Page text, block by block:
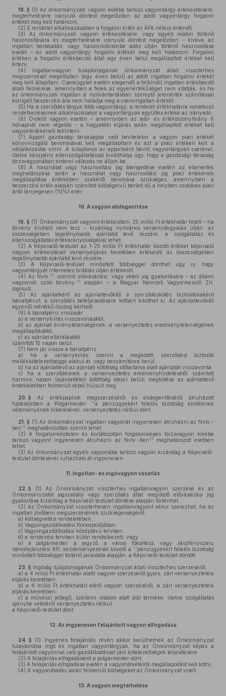
18. § (1) Az önkormányzati vagyon körébe tartozó vagyontárgy értékesítésére,
megterhelésére irányuló döntést megelőzően az adott vagyontárgy forgalmi
értékét meg kell határozni.
(2) E rendelet alkalmazásában a forgalmi érték az ÁFA nélkül értendő.
(3) Az önkormányzati vagyon értékesítésére, vagy egyéb módon történő
hasznosítására és megterhelésére irányuló döntést megelőzően – kivéve az
ingatlan bérbeadás, vagy haszonkölcsönbe adás útján történő hasznosítása
esetét – az adott vagyontárgy forgalmi értékét meg kell határozni. Forgalmi
értéken a forgalmi értékbecslő által egy éven belül megállapított értéket kell
érteni.
(4) Ingatlanvagyon tulajdonjogának önkormányzat általi visszterhes
megszerzését megelőzően (egy éven belül) az adott ingatlan forgalmi értékét
meg kell állapítani. Csereügylet esetén elegendő a felkínált ingatlan értékbecslő
általi felmérése, amennyiben a felek az egyenértékűséget nem vitatják, és ha
az önkormányzati ingatlan a nyilvántartásban szereplő jelenérték számítással
korrigált beszerzési ára nem haladja meg a csereingatlan értékét.
(5) Ha a szerződés tárgya több vagyontárgy, a rendelet értékhatárra vonatkozó
rendelkezéseinek alkalmazásakor a vagyontárgyak együttes értéke az irányadó.
(6) Örökölt vagyon esetén – amennyiben az adó- és értékbizonyítvány 6
hónapnál nem régebbi – a hagyatéki eljárás során megállapított értéket kell
vagyonértékének tekinteni.
(7) Apport gazdasági társaságba való bevitelekor a vagyon piaci értékét
könyvvizsgáló bevonásával kell megállapítani és azt a piaci értéken kell a
vállalkozásba vinni. A tulajdonos az apportként bevitt vagyontárgyait cserével,
illetve készpénz ellenszolgáltatással kiválthatja úgy, hogy a gazdasági társaság
törzsvagyonában érdemi változás ne álljon be.
(8) A használat vagy hasznosítási jog átengedése esetén az ellenérték
meghatározása során a használat vagy hasznosítási jog piaci értékének
megállapítása érdekében szakértő bevonása szükséges, amennyiben a
beszerzési érték alapján számított költségelvű bérleti díj a helyben szokásos piaci
ártól lényegesen (10%) eltér.
10. A vagyon elidegenítése
19. § (1) Önkormányzati vagyont értékesíteni 25 millió Ft értékhatár felett – ha
törvény kivételt nem tesz – kizárólag nyilvános versenytárgyalás útján, az
összességében legelőnyösebb ajánlatot tevő részére, a szolgáltatás és
ellenszolgáltatás értékarányosságával lehet.
(2) A Képviselő-testület az 1-25 millió Ft értékhatár közötti értéket képviselő
vagyon értékesítését versenyeljárás keretében értékesíti az összességében
legelőnyösebb ajánlatot tevő részére.
(3) A Képviselő-testület minősített többséggel dönthet úgy is, hogy
vagyontárgyát internetes licitálás útján értékesíti.
(4) Az Nvtv. 12
szerinti elővásárlási, vagy vételi jog gyakorlására – az állami
vagyonról szóló törvény 13
alapján – a Magyar Nemzeti Vagyonkezelő Zrt.
jogosult.
(5) Az ajánlatkérő az ajánlattevőktől a szerződéskötés biztosítékaként
bánatpénzt, a szerződés beteljesedésére kötbért kiköthet ki. Az ajánlattevőktől
egyenlő mértékű összeg kérhető.
(6) A bánatpénz visszajár:
a) a versenykiírás visszavonásától,
b) az ajánlat érvénytelenségének, a versenyeztetés eredménytelenségének
megállapításától,
c) az ajánlat elbírálásától
számított 15 napon belül.
(7) Nem jár vissza a bánatpénz:
a) ha a versenykiírás szerint a megkötött szerződést biztosító
mellékkötelezettséggé alakul át, vagy beszámításra kerül,
b) ha az ajánlattevő az ajánlati kötöttség időtartama alatt ajánlatát visszavonta,
c) ha a szerződésnek a versenyeztetés eredményhirdetésétől számított
harminc napon (ajánlattételi kötöttség ideje) belüli megkötése az ajánlattevő
érdekkörében felmerült okból hiúsult meg.
20. § Az értékpapírok megszerzéséről és elidegenítéséről átruházott
hatáskörben a Polgármester
14a pénzügyekért felelős bizottság elnökének
véleményének kikérésével, versenyeztetés nélkül dönt.
21. § (1) Az önkormányzat ingatlan vagyonát ingyenesen átruházni az Nvtv.-
ben 15 meghatározottak szerint lehet.
(2) A forgalomképtelen és korlátozottan forgalomképes törzsvagyon körébe
tartozó vagyont ingyenesen átruházni az Nvtv.-ben 16meghatározott esetben
lehet.
(3) Az önkormányzat egyéb vagyonába tartozó vagyon kizárólag a Képviselő-
testület döntésével ruházható át ingyenesen.
11. Ingatlan- és ingóvagyon vásárlás
22. § (1) Az Önkormányzat visszterhes ingatlanvagyon szerzése és az
Önkormányzatot jogszabály vagy szerződés által megillető elővásárlási jog
gyakorlása kizárólag a Képviselő-testület döntése alapján történhet.
(2) Az Önkormányzat visszterhesen ingatlanvagyont akkor szerezhet, ha az
ingatlan jövőbeni megszerzésének szükségességéről:
a) költségvetési rendeletében,
b) Vagyongazdálkodási Koncepciójában,
c) Vagyongazdálkodási középtávú tervben,
d) a rendezési tervben külön rendelkezett, vagy
e) a polgármester, a jegyző, a városi főépítész, vagy Jászfényszaru
Városfejlesztési Kft. kezdeményezését követő a
17pénzügyekért felelős bizottság
minősített többséggel történő javaslata alapján, a Képviselő-testület döntött.
23. § Ingóság tulajdonjogának Önkormányzat általi visszterhes szerzéséről,
a) a 4 millió Ft értékhatár alatti vagyon szerzéséről gyors, zárt versenyeztetési
eljárás keretében,
b) a 4 millió Ft értékhatárt elérő vagyon szerzéséről, a zárt versenyeztetési
eljárás keretében,
c) a művészi jellegű, szellemi oltalom alatt álló terméke, illetve szolgáltatás
igénybe vételéről versenyeztetés nélkül
a Képviselő-testület dönt.
12. Az ingyenesen felajánlott vagyon elfogadása
24. § (1)
Ingyenes felajánlás révén akkor kerülhetnek az Önkormányzat
tulajdonába ingó és ingatlan vagyontárgyak, ha az Önkormányzat képes a
felajánlott vagyonnal való gazdálkodással járó kötelezettségek teljesítésére.
(2) A felajánlás elfogadásáról a polgármester dönt.
(3) A felajánlás elfogadása esetén a vagyonátvételről megállapodást kell kötni.
(4) A vagyonátadás során felmerült költségeket az Önkormányzat viseli.
13. A vagyon megterhelése